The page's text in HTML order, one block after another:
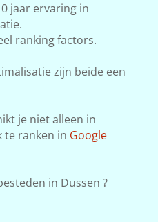
jaar ervaring in
ranking factors.
zijn beide een
je niet alleen in
te ranken in Google
in Dussen ?